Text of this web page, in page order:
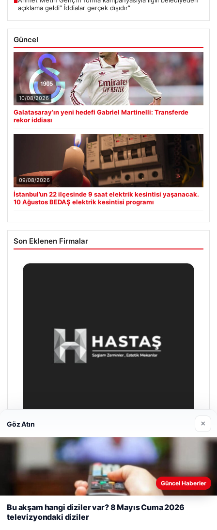
açıklama geldi” İddialar gerçek dışıdır”
Güncel
10/08/2026
Galatasaray’ın yeni hedefi Gabriel Martinelli: Transferde
rekor iddiası
09/08/2026
İstanbul’un 22 ilçesinde 9 saat elektrik kesintisi yaşanacak.
10 Ağustos BEDAŞ elektrik kesintisi programı
Son Eklenen Firmalar
Prenses Night Club
29/04/2026
Web sitemizi nasıl kullandığınızı daha iyi anlayabilmek,
deneyiminizi kişiselleştirmek ve geliştirmek amacıyla çerezler
kullanıyoruz.
Çerez Politikamız
Reddet Kabul Et
Göz Atın ×
Güncel Haberler
Bu akşam hangi diziler var? 8 Mayıs Cuma 2026
televizyondaki diziler